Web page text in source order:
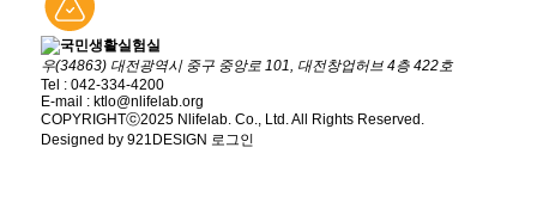
우(34863) 대전광역시 중구 중앙로 101, 대전창업허브 4층 422호
Tel : 042-334-4200
E-mail : ktlo@nlifelab.org
COPYRIGHTⓒ2025 Nlifelab. Co., Ltd. All Rights Reserved.
Designed by 921DESIGN 로그인